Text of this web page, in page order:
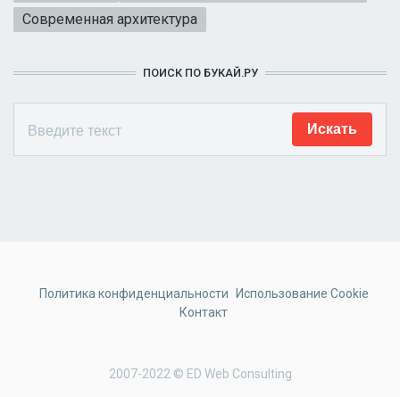
Современная архитектура
ПОИСК ПО БУКАЙ.РУ
2007-2022 © ED Web Consulting
Политика конфиденциальности
Использование Cookie
Контакт